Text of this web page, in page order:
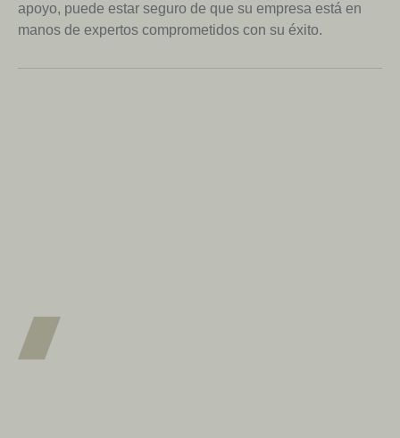
apoyo, puede estar seguro de que su empresa está en
manos de expertos comprometidos con su éxito.